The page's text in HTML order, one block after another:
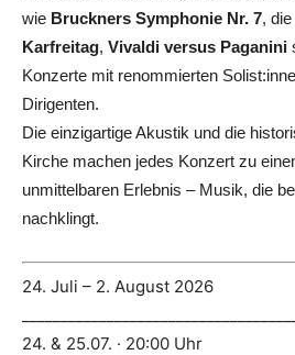
wie Bruckners Symphonie Nr. 7, die
Karfreitag, Vivaldi versus Paganini
Konzerte mit renommierten
Dirigenten.
Die einzigartige Akustik und die
Kirche machen jedes Konzert zu
unmittelbaren Erlebnis – Musik, die
nachklingt.
24. Juli – 2. August 2026
24. & 25.07. · 20:00 Uhr